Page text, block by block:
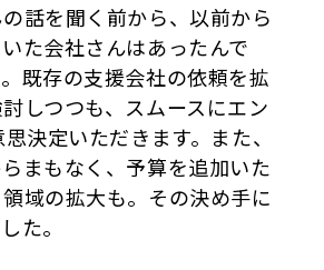
の話を聞く前から、以前から
た会社さんはあったんで
既存の支援会社の依頼を拡
しつつも、スムースにエン
決定いただきます。また、
まもなく、予算を追加いた
域の拡大も。その決め手に
た。